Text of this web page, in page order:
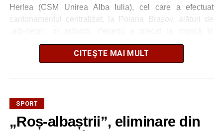
Herlea (CSM Unirea Alba Iulia), cel care a efectuat
cantonamentul centralizat, la Poiana Brașov, alături de
Germania.
CITEȘTE MAI MULT
SPORT
„Roș-albaștrii”, eliminare din